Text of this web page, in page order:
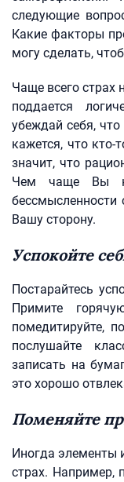
следующие
Какие факторы
могу сделать,
Чаще всего страх
поддается
убеждай себя,
кажется, что кто-
значит, что
Чем чаще Вы
бессмысленности
Вашу сторону.
Успокойте
Постарайтесь
Примите
помедитируйте,
послушайте
записать на
это хорошо
Поменяйте
Иногда элементы
страх. Например,